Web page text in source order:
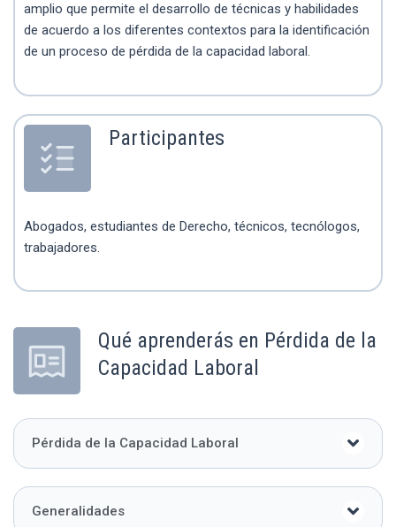
amplio que permite el desarrollo de técnicas y habilidades
de acuerdo a los diferentes contextos para la identificación
de un proceso de pérdida de la capacidad laboral.
Participantes
Abogados, estudiantes de Derecho, técnicos, tecnólogos,
trabajadores.
Qué aprenderás en Pérdida de la
Capacidad Laboral
Pérdida de la Capacidad Laboral
Generalidades